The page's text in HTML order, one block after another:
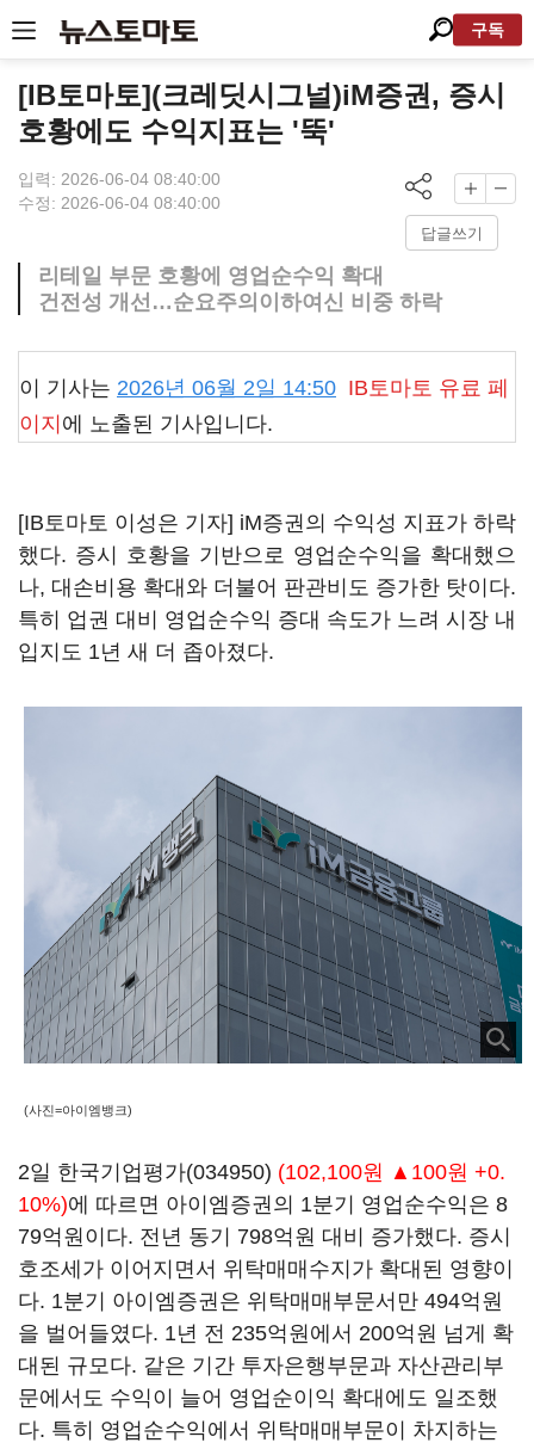
구독
[IB토마토](크레딧시그널)iM증권, 증시
호황에도 수익지표는 '뚝'
입력: 2026-06-04 08:40:00
수정: 2026-06-04 08:40:00
답글쓰기
리테일 부문 호황에 영업순수익 확대
건전성 개선…순요주의이하여신 비중 하락
이 기사는 2026년 06월 2일 14:50 IB토마토 유료 페
이지 에 노출된 기사입니다.
[IB토마토 이성은 기자] iM증권의 수익성 지표가 하락
했다. 증시 호황을 기반으로 영업순수익을 확대했으
나, 대손비용 확대와 더불어 판관비도 증가한 탓이다.
특히 업권 대비 영업순수익 증대 속도가 느려 시장 내
입지도 1년 새 더 좁아졌다.
(사진=아이엠뱅크)
2일 한국기업평가(034950) (102,100원 ▲100원 +0.
10%)에 따르면 아이엠증권의 1분기 영업순수익은 8
79억원이다. 전년 동기 798억원 대비 증가했다. 증시
호조세가 이어지면서 위탁매매수지가 확대된 영향이
다. 1분기 아이엠증권은 위탁매매부문서만 494억원
을 벌어들였다. 1년 전 235억원에서 200억원 넘게 확
대된 규모다. 같은 기간 투자은행부문과 자산관리부
문에서도 수익이 늘어 영업순이익 확대에도 일조했
다. 특히 영업순수익에서 위탁매매부문이 차지하는